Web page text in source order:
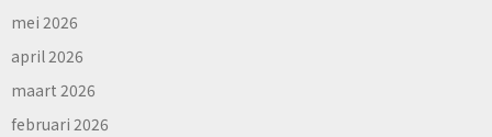
mei 2026
april 2026
maart 2026
februari 2026